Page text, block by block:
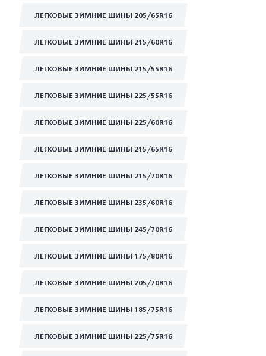
ЛЕГКОВЫЕ ЗИМНИЕ ШИНЫ 205/65R16
ЛЕГКОВЫЕ ЗИМНИЕ ШИНЫ 215/60R16
ЛЕГКОВЫЕ ЗИМНИЕ ШИНЫ 215/55R16
ЛЕГКОВЫЕ ЗИМНИЕ ШИНЫ 225/55R16
ЛЕГКОВЫЕ ЗИМНИЕ ШИНЫ 225/60R16
ЛЕГКОВЫЕ ЗИМНИЕ ШИНЫ 215/65R16
ЛЕГКОВЫЕ ЗИМНИЕ ШИНЫ 215/70R16
ЛЕГКОВЫЕ ЗИМНИЕ ШИНЫ 235/60R16
ЛЕГКОВЫЕ ЗИМНИЕ ШИНЫ 245/70R16
ЛЕГКОВЫЕ ЗИМНИЕ ШИНЫ 175/80R16
ЛЕГКОВЫЕ ЗИМНИЕ ШИНЫ 205/70R16
ЛЕГКОВЫЕ ЗИМНИЕ ШИНЫ 185/75R16
ЛЕГКОВЫЕ ЗИМНИЕ ШИНЫ 225/75R16